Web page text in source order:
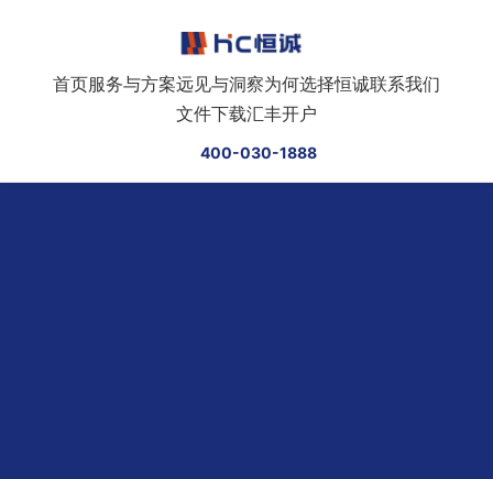
首页服务与方案远见与洞察为何选择恒诚联系我们
文件下载汇丰开户
400-030-1888